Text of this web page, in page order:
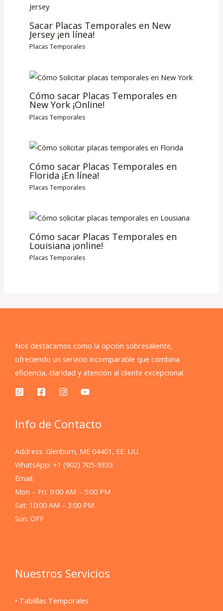
Sacar Placas Temporales en New
Jersey ¡en línea!
Placas Temporales
Cómo sacar Placas Temporales en
New York ¡Online!
Placas Temporales
Cómo sacar Placas Temporales en
Florida ¡En línea!
Placas Temporales
Cómo sacar Placas Temporales en
Louisiana ¡online!
Placas Temporales
Nos destacamos como la opción sobresaliente,
ofreciendo un servicio incomparable que combina
eficiencia, claridad y atención al cliente excepcional.
Info de Contacto
Address: Glenburn, ME 04401, EE. UU.
WhatsApp: +1 (902) 705-9333
Email:
Mon – Fri: 9:00 AM – 5:00 PM
Sat: 10:00 AM – 3:00 PM
Sun: OFF
Nuestros Servicios
• Tablillas Temporales